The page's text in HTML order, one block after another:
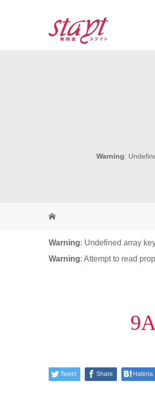
Warning:
Warning: Undefined array
Warning: Attempt to read
Tweet Share Hatena